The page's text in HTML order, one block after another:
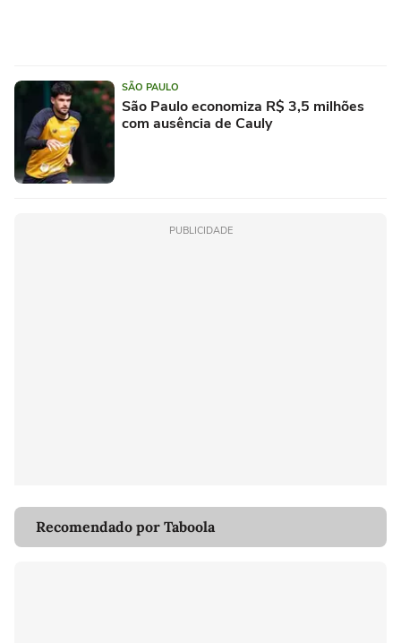
SÃO PAULO
São Paulo economiza R$ 3,5 milhões
com ausência de Cauly
PUBLICIDADE
Recomendado por Taboola